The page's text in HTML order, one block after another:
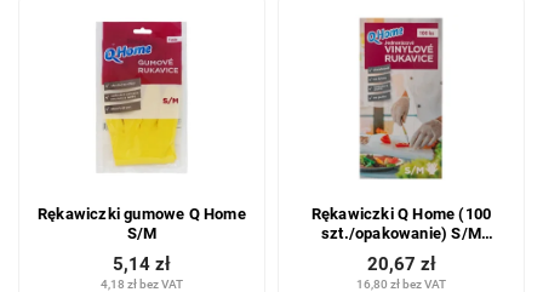
Rękawiczki gumowe Q Home
S/M
4,18 zł bez VAT
5,14 zł
Rękawiczki Q Home (100
szt./opakowanie) S/M
jednorazowe
16,80 zł bez VAT
20,67 zł